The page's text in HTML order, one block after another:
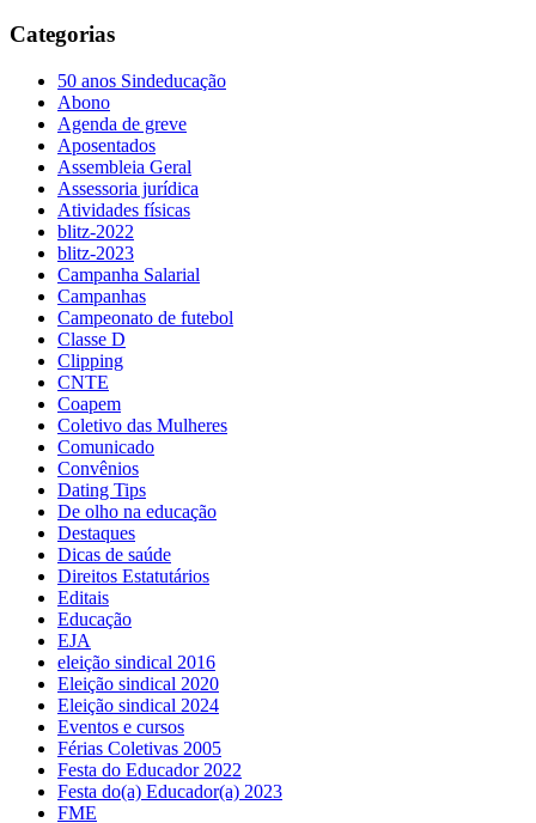
Categorias
50 anos Sindeducação
Abono
Agenda de greve
Aposentados
Assembleia Geral
Assessoria jurídica
Atividades físicas
blitz-2022
blitz-2023
Campanha Salarial
Campanhas
Campeonato de futebol
Classe D
Clipping
CNTE
Coapem
Coletivo das Mulheres
Comunicado
Convênios
Dating Tips
De olho na educação
Destaques
Dicas de saúde
Direitos Estatutários
Editais
Educação
EJA
eleição sindical 2016
Eleição sindical 2020
Eleição sindical 2024
Eventos e cursos
Férias Coletivas 2005
Festa do Educador 2022
Festa do(a) Educador(a) 2023
FME